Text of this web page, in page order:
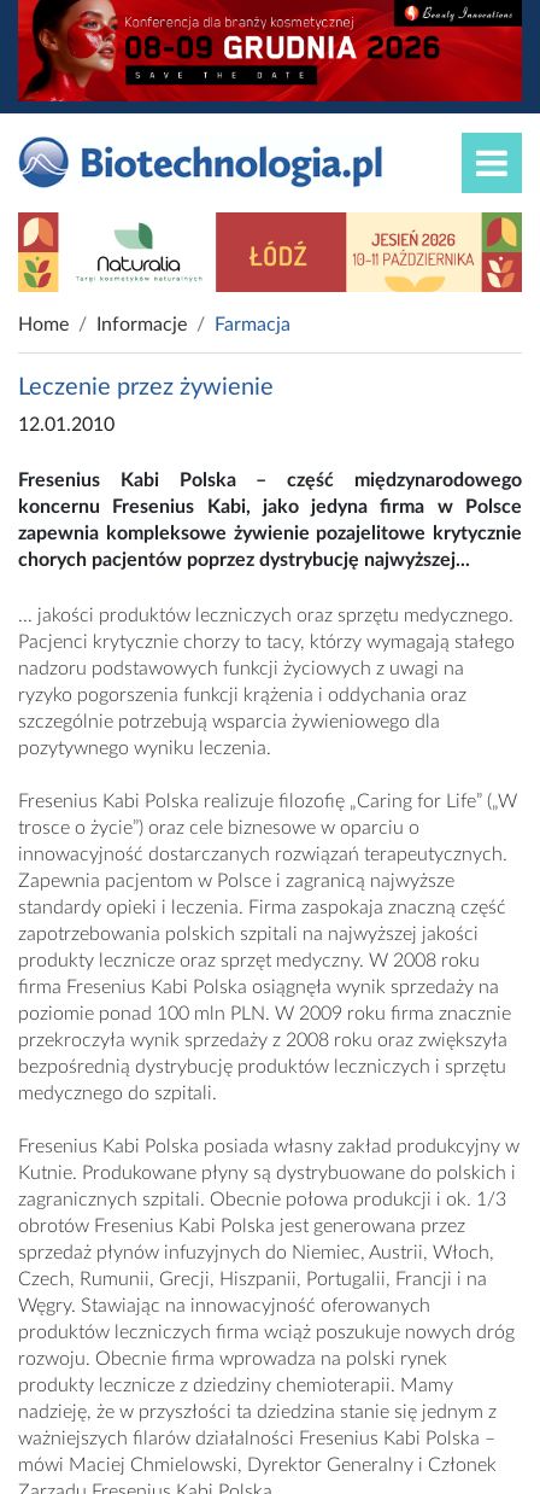
Home Informacje Farmacja
Leczenie przez żywienie
12.01.2010
Fresenius Kabi Polska – część międzynarodowego
koncernu Fresenius Kabi, jako jedyna firma w Polsce
zapewnia kompleksowe żywienie pozajelitowe krytycznie
chorych pacjentów poprzez dystrybucję najwyższej...
... jakości produktów leczniczych oraz sprzętu medycznego.
Pacjenci krytycznie chorzy to tacy, którzy wymagają stałego
nadzoru podstawowych funkcji życiowych z uwagi na
ryzyko pogorszenia funkcji krążenia i oddychania oraz
szczególnie potrzebują wsparcia żywieniowego dla
pozytywnego wyniku leczenia.
Fresenius Kabi Polska realizuje filozofię „Caring for Life” („W
trosce o życie”) oraz cele biznesowe w oparciu o
innowacyjność dostarczanych rozwiązań terapeutycznych.
Zapewnia pacjentom w Polsce i zagranicą najwyższe
standardy opieki i leczenia. Firma zaspokaja znaczną część
zapotrzebowania polskich szpitali na najwyższej jakości
produkty lecznicze oraz sprzęt medyczny. W 2008 roku
firma Fresenius Kabi Polska osiągnęła wynik sprzedaży na
poziomie ponad 100 mln PLN. W 2009 roku firma znacznie
przekroczyła wynik sprzedaży z 2008 roku oraz zwiększyła
bezpośrednią dystrybucję produktów leczniczych i sprzętu
medycznego do szpitali.
Fresenius Kabi Polska posiada własny zakład produkcyjny w
Kutnie. Produkowane płyny są dystrybuowane do polskich i
zagranicznych szpitali. Obecnie połowa produkcji i ok. 1/3
obrotów Fresenius Kabi Polska jest generowana przez
sprzedaż płynów infuzyjnych do Niemiec, Austrii, Włoch,
Czech, Rumunii, Grecji, Hiszpanii, Portugalii, Francji i na
Węgry. Stawiając na innowacyjność oferowanych
produktów leczniczych firma wciąż poszukuje nowych dróg
rozwoju. Obecnie firma wprowadza na polski rynek
produkty lecznicze z dziedziny chemioterapii. Mamy
nadzieję, że w przyszłości ta dziedzina stanie się jednym z
ważniejszych filarów działalności Fresenius Kabi Polska –
mówi Maciej Chmielowski, Dyrektor Generalny i Członek